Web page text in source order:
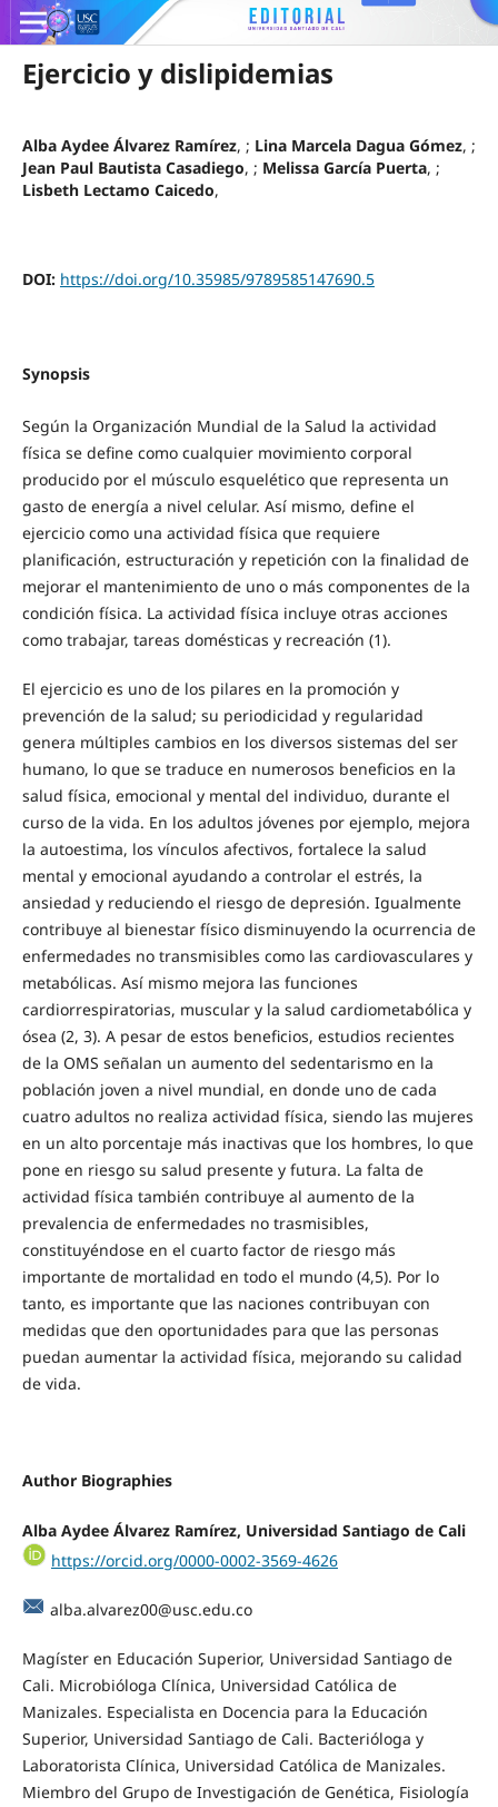
Ejercicio y dislipidemias
Alba Aydee Álvarez Ramírez, ; Lina Marcela Dagua Gómez, ;
Jean Paul Bautista Casadiego, ; Melissa García Puerta, ;
Lisbeth Lectamo Caicedo,
DOI: https://doi.org/10.35985/9789585147690.5
Synopsis
Según la Organización Mundial de la Salud la actividad
física se define como cualquier movimiento corporal
producido por el músculo esquelético que representa un
gasto de energía a nivel celular. Así mismo, define el
ejercicio como una actividad física que requiere
planificación, estructuración y repetición con la finalidad de
mejorar el mantenimiento de uno o más componentes de la
condición física. La actividad física incluye otras acciones
como trabajar, tareas domésticas y recreación (1).
El ejercicio es uno de los pilares en la promoción y
prevención de la salud; su periodicidad y regularidad
genera múltiples cambios en los diversos sistemas del ser
humano, lo que se traduce en numerosos beneficios en la
salud física, emocional y mental del individuo, durante el
curso de la vida. En los adultos jóvenes por ejemplo, mejora
la autoestima, los vínculos afectivos, fortalece la salud
mental y emocional ayudando a controlar el estrés, la
ansiedad y reduciendo el riesgo de depresión. Igualmente
contribuye al bienestar físico disminuyendo la ocurrencia de
enfermedades no transmisibles como las cardiovasculares y
metabólicas. Así mismo mejora las funciones
cardiorrespiratorias, muscular y la salud cardiometabólica y
ósea (2, 3). A pesar de estos beneficios, estudios recientes
de la OMS señalan un aumento del sedentarismo en la
población joven a nivel mundial, en donde uno de cada
cuatro adultos no realiza actividad física, siendo las mujeres
en un alto porcentaje más inactivas que los hombres, lo que
pone en riesgo su salud presente y futura. La falta de
actividad física también contribuye al aumento de la
prevalencia de enfermedades no trasmisibles,
constituyéndose en el cuarto factor de riesgo más
importante de mortalidad en todo el mundo (4,5). Por lo
tanto, es importante que las naciones contribuyan con
medidas que den oportunidades para que las personas
puedan aumentar la actividad física, mejorando su calidad
de vida.
Author Biographies
Alba Aydee Álvarez Ramírez, Universidad Santiago de Cali
https://orcid.org/0000-0002-3569-4626
alba.alvarez00@usc.edu.co
Magíster en Educación Superior, Universidad Santiago de
Cali. Microbióloga Clínica, Universidad Católica de
Manizales. Especialista en Docencia para la Educación
Superior, Universidad Santiago de Cali. Bacterióloga y
Laboratorista Clínica, Universidad Católica de Manizales.
Miembro del Grupo de Investigación de Genética, Fisiología